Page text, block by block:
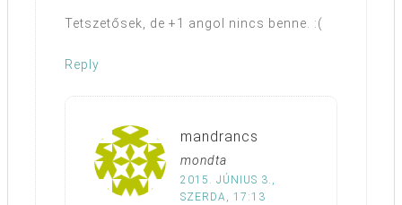
Tetszetősek, de +1 angol nincs benne. :(
Reply
mandrancs
mondta
2015. JÚNIUS 3.,
SZERDA, 17:13